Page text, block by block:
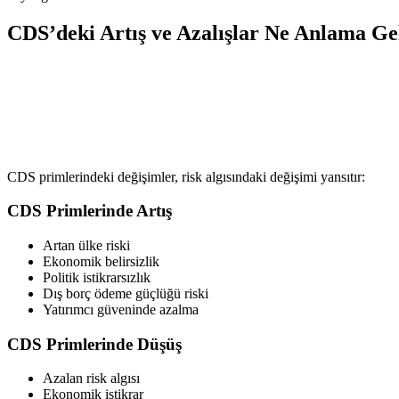
CDS’deki Artış ve Azalışlar Ne Anlama
CDS primlerindeki değişimler, risk algısındaki değişimi yansıtır:
CDS Primlerinde Artış
Artan ülke riski
Ekonomik belirsizlik
Politik istikrarsızlık
Dış borç ödeme güçlüğü riski
Yatırımcı güveninde azalma
CDS Primlerinde Düşüş
Azalan risk algısı
Ekonomik istikrar